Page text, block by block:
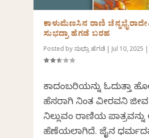
ಕಾಳುಮೆಣಸಿನ ರಾಣಿ
ಸುಭದ್ರಾ ಹೆಗಡೆ ಬರಹ
Posted by ಸುಭದ್ರಾ ಹೆಗಡೆ |Jul 10, 2025
ಕಾದಂಬರಿಯನ್ನು ಓದುತ್ತಾ
ಹೆಸರಾಗಿ ನಿಂತ ವೀರವನಿತೆ
ನಿಲ್ಲುವಂತೆ ರಾಣಿಯ ಪಾತ್ರವನ್ನು
ಹೆಣೆಯಲಾಗಿದೆ. ಜೈನ